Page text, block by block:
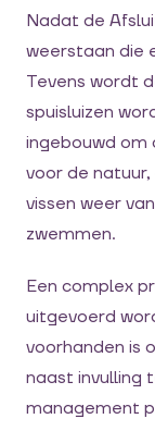
Nadat de
weerstaan die
Tevens wordt
spuisluizen
ingebouwd om
voor de
vissen weer
zwemmen.
Een complex
uitgevoerd
voorhanden is
naast invulling
management